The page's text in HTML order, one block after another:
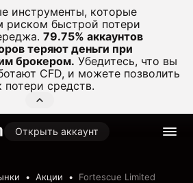
инструменты, которые
риском быстрой потери
79.75% аккаунтов
теряют деньги при
брокером. Убедитесь, что вы
CFD, и можете позволить
средств.
Открыть аккаунт
Акции Fortescue Limited